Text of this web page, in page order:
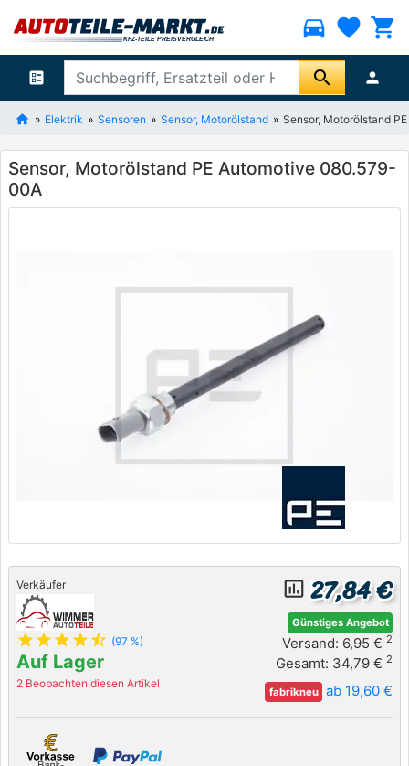
directions_car favorite shopping_cart
ballot search person
Elektrik Sensoren Sensor, Motorölstand Sensor, Motorölstand
Sensor, Motorölstand PE Automotive 080.579-
00A
Verkäufer
star star star star star_half (97 %)
Auf Lager
2 Beobachten diesen Artikel
insert_chart_outlined 27,84 €
Günstiges Angebot
Versand: 6,95 € 2
Gesamt: 34,79 € 2
fabrikneu ab 19,60 €